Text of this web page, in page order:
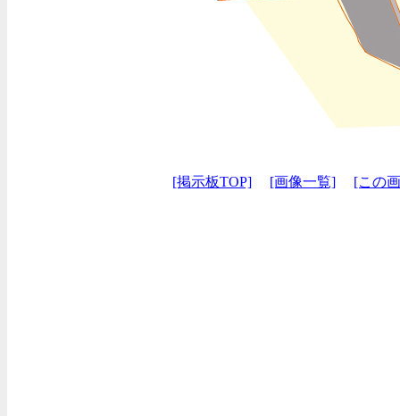
[掲示板TOP] [画像一覧] [この